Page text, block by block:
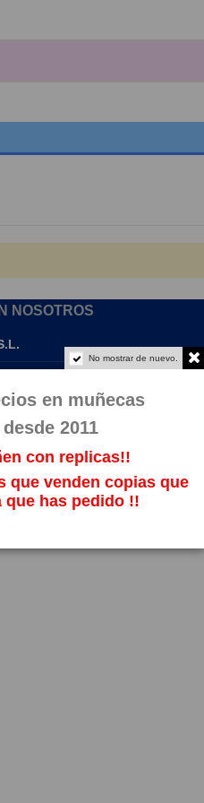
NOSOTROS
No mostrar de nuevo.
en muñecas
2011
con replicas!!
que venden copias que
que has pedido !!